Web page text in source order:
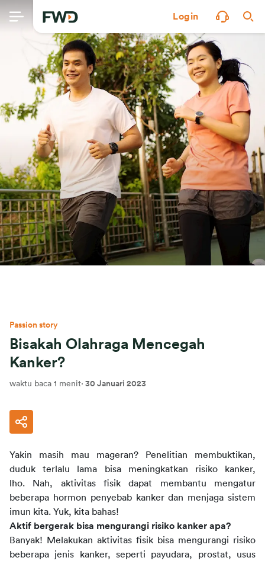
Login
Passion story
Bisakah Olahraga Mencegah
Kanker?
waktu baca 1 menit· 30 Januari 2023
Yakin masih mau mageran? Penelitian membuktikan,
duduk terlalu lama bisa meningkatkan risiko kanker,
lho. Nah, aktivitas fisik dapat membantu mengatur
beberapa hormon penyebab kanker dan menjaga sistem
imun kita. Yuk, kita bahas!
Aktif bergerak bisa mengurangi risiko kanker apa?
Banyak! Melakukan aktivitas fisik bisa mengurangi risiko
beberapa jenis kanker, seperti payudara, prostat, usus